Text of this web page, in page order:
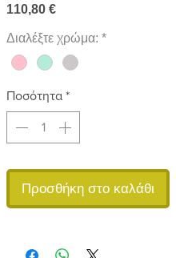
110,80 €Τιμή
Διαλέξτε χρώμα: *
Ποσότητα *
Προσθήκη στο καλάθι